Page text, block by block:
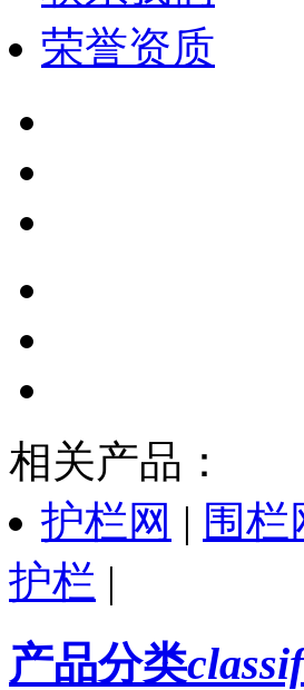
荣誉资质
相关产品：
护栏网 | 围栏
护栏 |
产品分类